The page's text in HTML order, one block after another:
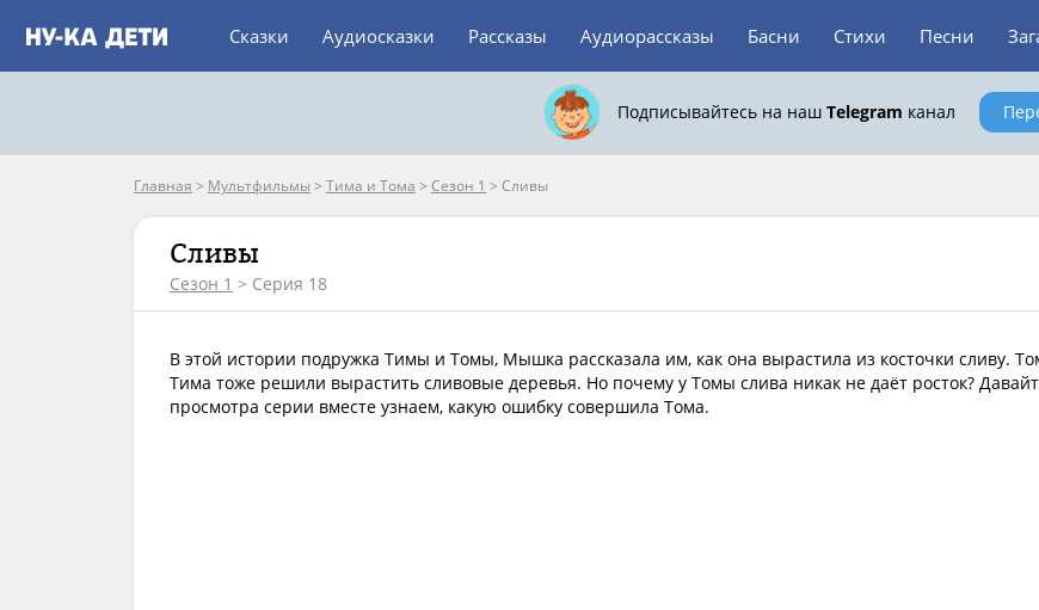
Сказки Аудиосказки Рассказы Аудиорассказы Басни Стихи Песни
Подписывайтесь на наш Telegram канал
Главная > Мультфильмы > Тима и Тома > Сезон 1 > Сливы
Сливы
Сезон 1 > Серия 18
В этой истории подружка Тимы и Томы, Мышка рассказала им, как она вырастила из косточки сливу.
Тима тоже решили вырастить сливовые деревья. Но почему у Томы слива никак не даёт росток?
просмотра серии вместе узнаем, какую ошибку совершила Тома.